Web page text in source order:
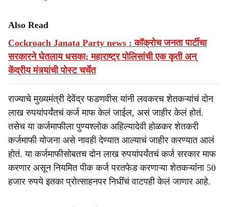
Also Read
Cockroach Janata Party news : कॉक्रोच जनता पार्टीचा
सरकारने घेतलाय धसका; महाराष्ट्र पोलिसांची एक कृती अन्
केंद्रीय मंत्र्यांची पोस्ट चर्चेत
राज्याचे मुख्यमंत्री देवेंद्र फडणवीस यांनी लवकरच शेतकऱ्यांचं दोन
लाख रुपयांपर्यंतचं कर्ज माफ केलं जाईल, असं जाहीर केलं होतं.
तसेच या कर्जमाफीला पुण्यश्लोक अहिल्यादेवी होळकर शेतकरी
कर्जमाफी योजना असे नावही देण्यात आल्याचं जाहीर करण्यात आलं
होतं. या कर्जमाफीसोबतच दोन लाख रुपयांपर्यंतचं कर्ज सरकार माफ
करणार असून नियमित पीक कर्ज परतफेड करणाऱ्या शेतकऱ्यांंना 50
हजार रुपये इतका प्रोत्साहनपर निधींचं वाटपही केलं जाणार आहे.